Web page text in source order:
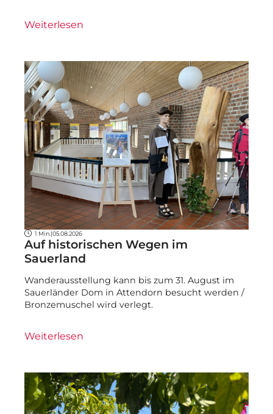
Weiterlesen
1 Min. |05.08.2026
Auf historischen Wegen im
Sauerland
Wanderausstellung kann bis zum 31. August im
Sauerländer Dom in Attendorn besucht werden /
Bronzemuschel wird verlegt.
Weiterlesen